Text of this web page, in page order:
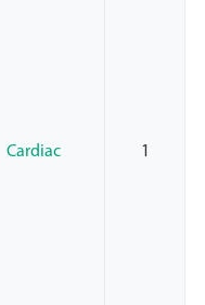
1
Cardiac